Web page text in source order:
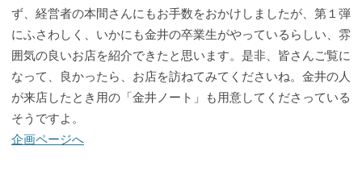
ず、経営者の本間さんにもお手数をおかけしましたが、第１弾
にふさわしく、いかにも金井の卒業生がやっているらしい、雰
囲気の良いお店を紹介できたと思います。是非、皆さんご覧に
なって、良かったら、お店を訪ねてみてくださいね。金井の人
が来店したとき用の「金井ノート」も用意してくださっている
そうですよ。
企画ページへ